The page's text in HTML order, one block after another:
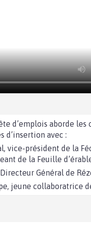
d’emplois aborde
d’insertion avec :
vice-président de la
de la Feuille
Général de
jeune collaboratrice